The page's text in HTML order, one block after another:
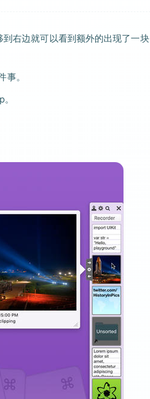
右边就可以看到额外的出现了一块
。